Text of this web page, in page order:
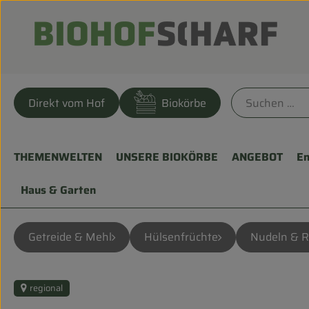
Direkt vom Hof Biokörbe
THEMENWELTEN UNSERE BIOKÖRBE ANGEBOT
Haus & Garten
Getreide & Mehl Hülsenfrüchte Nudeln &
regional